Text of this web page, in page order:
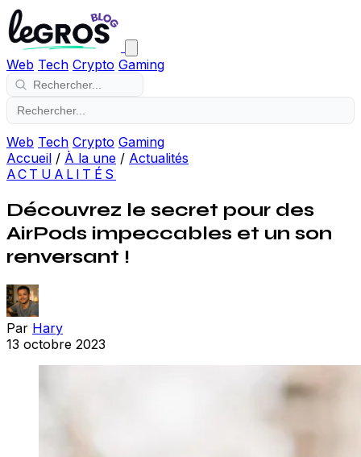
Web Tech Crypto Gaming
Web Tech Crypto Gaming
Accueil / À la une / Actualités
ACTUALITÉS
Découvrez le secret pour des
AirPods impeccables et un son
renversant !
Par Hary
13 octobre 2023